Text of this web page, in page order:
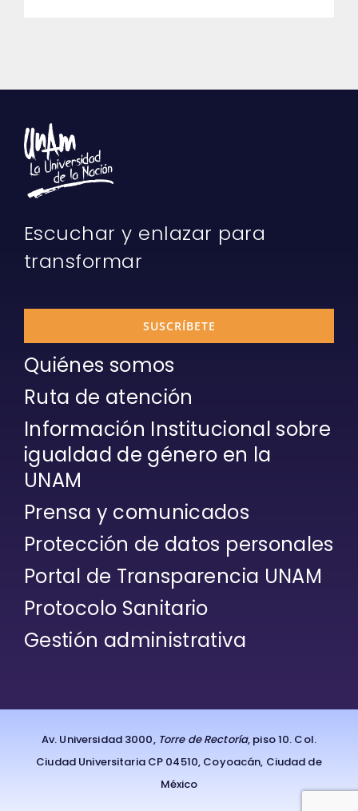
Escuchar y enlazar para
transformar
SUSCRÍBETE
Quiénes somos
Ruta de atención
Información Institucional sobre
igualdad de género en la
UNAM
Prensa y comunicados
Protección de datos personales
Portal de Transparencia UNAM
Protocolo Sanitario
Gestión administrativa
Av. Universidad 3000, Torre de Rectoría, piso 10. Col.
Ciudad Universitaria CP 04510, Coyoacán, Ciudad de
México